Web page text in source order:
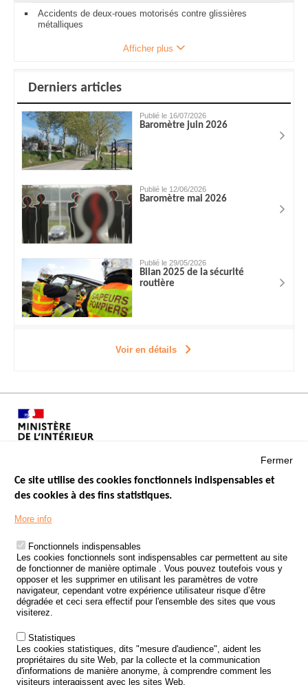
Accidents de deux-roues motorisés contre glissières
métalliques
Afficher plus
Derniers articles
Publié le 16/07/2026
Baromètre juin 2026
Publié le 12/06/2026
Baromètre mai 2026
Publié le 29/05/2026
Bilan 2025 de la sécurité
routière
Voir en détails
Menu
Footer
LES SITES PUBLICS
ÉTAT DE L’INSÉCURITÉ ROUTIÈRE
TRAITEMENT DES DONNÉES PERSONNELLES DES ACCIDENTS DE
LA ROUTE
ETUDES ET RECHERCHES
APPEL À PROJETS
POLITIQUE DE SÉCURITÉ ROUTIÈRE
Outils
AGENDA
Fermer
Ce site utilise des cookies fonctionnels indispensables et
des cookies à des fins statistiques.
More info
Fonctionnels indispensables
Les cookies fonctionnels sont indispensables car permettent au site
de fonctionner de manière optimale . Vous pouvez toutefois vous y
opposer et les supprimer en utilisant les paramètres de votre
navigateur, cependant votre expérience utilisateur risque d’être
dégradée et ceci sera effectif pour l'ensemble des sites que vous
visiterez.
Statistiques
Les cookies statistiques, dits "mesure d'audience", aident les
propriétaires du site Web, par la collecte et la communication
d'informations de manière anonyme, à comprendre comment les
visiteurs interagissent avec les sites Web.